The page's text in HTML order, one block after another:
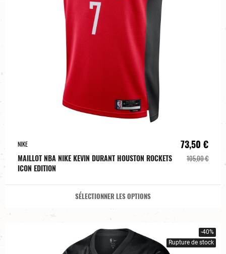
NIKE
MAILLOT NBA NIKE KEVIN DURANT HOUSTON ROCKETS
ICON EDITION
73,50 €
105,00 €
SÉLECTIONNER LES OPTIONS
-40%
Rupture de stock